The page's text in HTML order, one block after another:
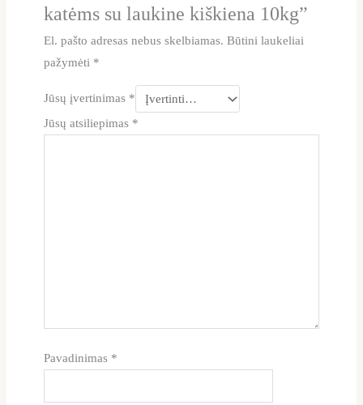
katėms su laukine kiškiena 10kg”
El. pašto adresas nebus skelbiamas. Būtini laukeliai
pažymėti *
Jūsų įvertinimas *
Jūsų atsiliepimas *
Pavadinimas *